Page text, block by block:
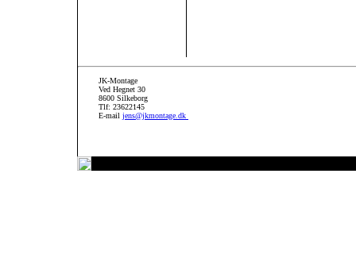
JK-Montage
Ved Hegnet 30
8600 Silkeborg
Tlf: 23622145
E-mail jens@jkmontage.dk